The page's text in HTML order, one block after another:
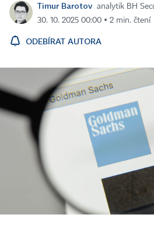
Timur Barotov analytik BH
30. 10. 2025 00:00 ▪ 2 min. čtení
ODEBÍRAT AUTORA